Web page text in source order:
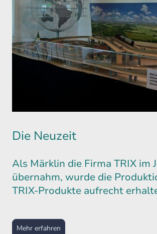
Die Neuzeit
Als Märklin die Firma TRIX im
übernahm, wurde die
TRIX-Produkte aufrecht
Mehr erfahren